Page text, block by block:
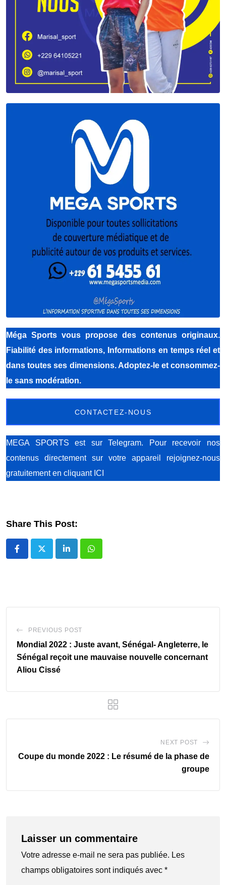
Méga Sports vous propose des contenus originaux.
Fiabilité des informations, Informations en temps réel et
dans toutes ses dimensions. Adoptez-le et consommez-
le sans modération.
CONTACTEZ-NOUS
MEGA SPORTS est sur Telegram. Pour recevoir nos
contenus directement sur votre appareil rejoignez-nous
gratuitementen cliquant ICI
Share This Post:
LinkedIn Whatsapp
PREVIOUS POST
Mondial 2022 : Juste avant, Sénégal- Angleterre, le
Sénégal reçoit une mauvaise nouvelle concernant
Aliou Cissé
NEXT POST
Coupe du monde 2022 : Le résumé de la phase de
groupe
Laisser un commentaire
Votre adresse e-mail ne sera pas publiée. Les
champs obligatoires sont indiqués avec *